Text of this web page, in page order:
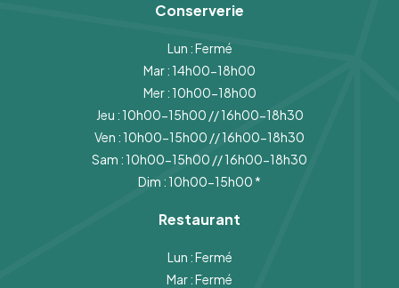
Conserverie
Lun : Fermé
Mar : 14h00-18h00
Mer : 10h00-18h00
Jeu : 10h00-15h00 // 16h00-18h30
Ven : 10h00-15h00 // 16h00-18h30
Sam : 10h00-15h00 // 16h00-18h30
Dim : 10h00-15h00 *
Restaurant
Lun : Fermé
Mar : Fermé